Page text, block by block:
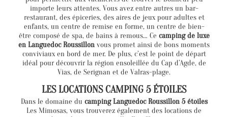
importe leurs attentes. Vous avez entre autres un bar-
restaurant, des épiceries, des aires de jeux pour adultes et
enfants, un centre de remise en forme, un centre de bien-
être composé de spa, de bains à remous… Ce camping de luxe
en Languedoc Roussillon vous promet ainsi de bons moments
conviviaux en bord de mer. De plus, c’est le point de départ
idéal pour découvrir la région ensoleillée du Cap d’Agde, de
Vias, de Serignan et de Valras-plage.
LES LOCATIONS CAMPING 5 ÉTOILES
Dans le domaine du camping Languedoc Roussillon 5 étoiles
Les Mimosas, vous trouverez également des locations de